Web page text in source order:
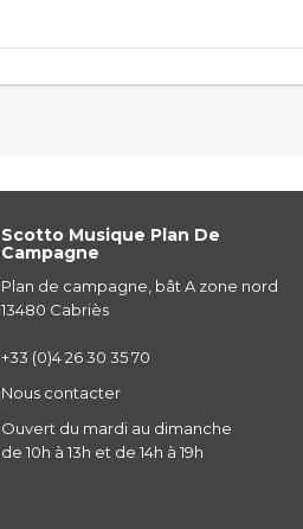
Scotto Musique Plan De
Campagne
Plan de campagne, bât A zone nord
13480 Cabriès
+33 (0)4 26 30 35 70
Nous contacter
Ouvert du mardi au dimanche
de 10h à 13h et de 14h à 19h